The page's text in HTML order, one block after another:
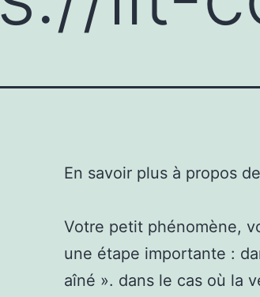
En savoir plus à propos de
Votre petit phénomène,
une étape importante :
aîné ». dans le cas où la